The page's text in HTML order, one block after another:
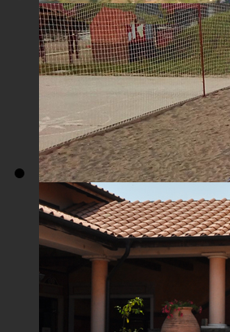
Плажа "Топољар" - Поглед из
Плажа "Топољар" - Терени на